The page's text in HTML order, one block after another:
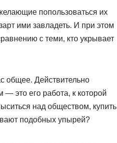
попользоваться их
ими завладеть. И при этом
с теми, кто укрывает
общее. Действительно
— это его работа, к которой
над обществом, купить
подобных упырей?